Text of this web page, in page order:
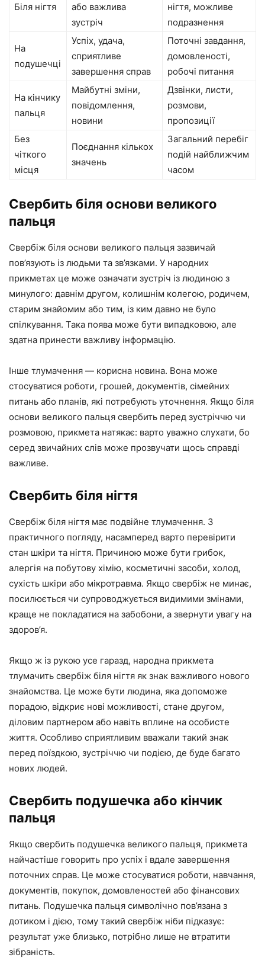
Біля нігтя
або важлива
зустріч
нігтя, можливе
подразнення
На
подушечці
Успіх, удача,
сприятливе
завершення справ
Поточні завдання,
домовленості,
робочі питання
На кінчику
пальця
Майбутні зміни,
повідомлення,
новини
Дзвінки, листи,
розмови,
пропозиції
Без
чіткого
місця
Поєднання кількох
значень
Загальний перебіг
подій найближчим
часом
Свербить біля основи великого
пальця
Свербіж біля основи великого пальця зазвичай
пов’язують із людьми та зв’язками. У народних
прикметах це може означати зустріч із людиною з
минулого: давнім другом, колишнім колегою, родичем,
старим знайомим або тим, із ким давно не було
спілкування. Така поява може бути випадковою, але
здатна принести важливу інформацію.
Інше тлумачення — корисна новина. Вона може
стосуватися роботи, грошей, документів, сімейних
питань або планів, які потребують уточнення. Якщо біля
основи великого пальця свербить перед зустріччю чи
розмовою, прикмета натякає: варто уважно слухати, бо
серед звичайних слів може прозвучати щось справді
важливе.
Свербить біля нігтя
Свербіж біля нігтя має подвійне тлумачення. З
практичного погляду, насамперед варто перевірити
стан шкіри та нігтя. Причиною може бути грибок,
алергія на побутову хімію, косметичні засоби, холод,
сухість шкіри або мікротравма. Якщо свербіж не минає,
посилюється чи супроводжується видимими змінами,
краще не покладатися на забобони, а звернути увагу на
здоров’я.
Якщо ж із рукою усе гаразд, народна прикмета
тлумачить свербіж біля нігтя як знак важливого нового
знайомства. Це може бути людина, яка допоможе
порадою, відкриє нові можливості, стане другом,
діловим партнером або навіть вплине на особисте
життя. Особливо сприятливим вважали такий знак
перед поїздкою, зустріччю чи подією, де буде багато
нових людей.
Свербить подушечка або кінчик
пальця
Якщо свербить подушечка великого пальця, прикмета
найчастіше говорить про успіх і вдале завершення
поточних справ. Це може стосуватися роботи, навчання,
документів, покупок, домовленостей або фінансових
питань. Подушечка пальця символічно пов’язана з
дотиком і дією, тому такий свербіж ніби підказує:
результат уже близько, потрібно лише не втратити
зібраність.